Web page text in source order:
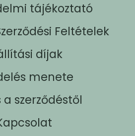
tájékoztató
Feltételek
díjak
menete
a szerződéstől